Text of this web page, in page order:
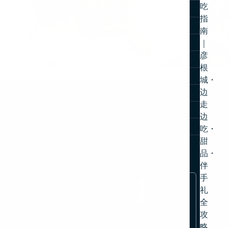
活
动
吃
指
南
｜
彦
根
城・
边
走
边
吃・
甜
品・
伴
手
礼
全
攻